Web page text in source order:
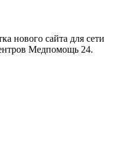
нового сайта для сети
Медпомощь 24.